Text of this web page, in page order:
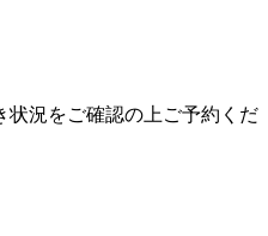
状況をご確認の上ご予約くだ